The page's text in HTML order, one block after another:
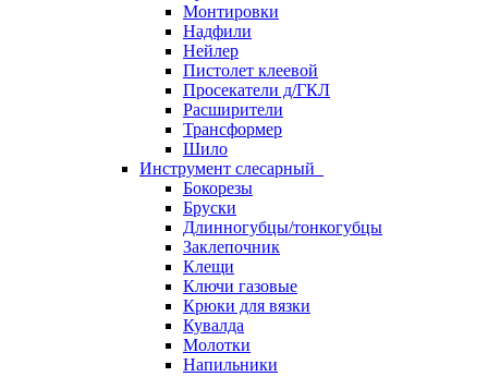
Монтировки
Надфили
Нейлер
Пистолет клеевой
Просекатели д/ГКЛ
Расширители
Трансформер
Шило
Инструмент слесарный
Бокорезы
Бруски
Длинногубцы/тонкогубцы
Заклепочник
Клещи
Ключи газовые
Крюки для вязки
Кувалда
Молотки
Напильники